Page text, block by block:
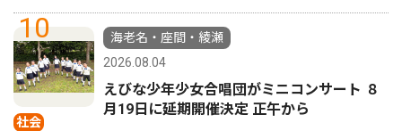
10
社会
海老名・座間・綾瀬
2026.08.04
えびな少年少女合唱団がミニコンサート ８
月19日に延期開催決定 正午から